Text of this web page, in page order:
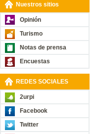
Nuestros sitios
Opinión
Turismo
Notas de prensa
Encuestas
REDES SOCIALES
2urpi
Facebook
Twitter